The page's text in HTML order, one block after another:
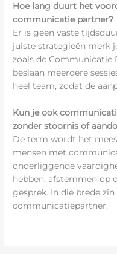
Hoe lang duurt het
communicatie partner?
Er is geen vaste
juiste strategieën merk
zoals de Communicatie
beslaan meerdere
heel team, zodat de
Kun je ook
zonder stoornis of
De term wordt het
mensen met
onderliggende
hebben, afstemmen op
gesprek. In die brede
communicatiepartner.